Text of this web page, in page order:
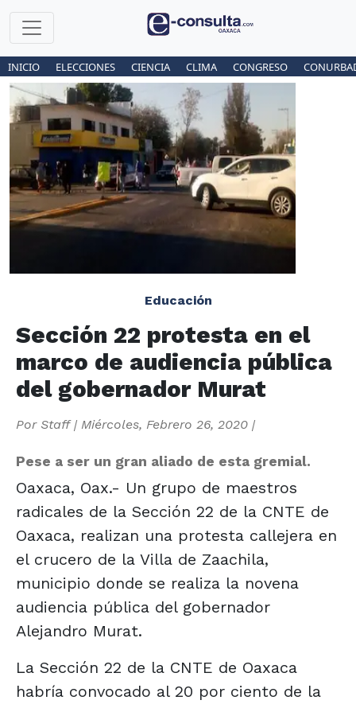
INICIO ELECCIONES CIENCIA CLIMA CONGRESO
Educación
Sección 22 protesta en el
marco de audiencia pública
del gobernador Murat
Por Staff| Miércoles, Febrero 26, 2020 |
Pese a ser un gran aliado de esta gremial.
Oaxaca, Oax.- Un grupo de maestros
radicales de la Sección 22 de la CNTE de
Oaxaca, realizan una protesta callejera en
el crucero de la Villa de Zaachila,
municipio donde se realiza la novena
audiencia pública del gobernador
Alejandro Murat.
La Sección 22 de la CNTE de Oaxaca
habría convocado al 20 por ciento de la